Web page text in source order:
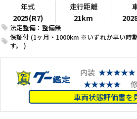
法定整備：整備無
保証付 (1ヶ月・1000km ※いずれか早い時
す。 )
年式
2025(R7)
走行距離
21km
内装 ★★★★★
★★★★★
車両状態評価書を